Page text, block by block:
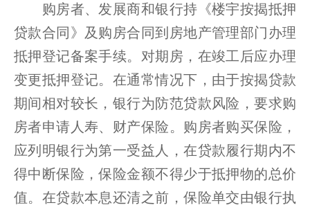
购房者、发展商和银行持《楼宇按揭抵押
贷款合同》及购房合同到房地产管理部门办理
抵押登记备案手续。对期房，在竣工后应办理
变更抵押登记。在通常情况下，由于按揭贷款
期间相对较长，银行为防范贷款风险，要求购
房者申请人寿、财产保险。购房者购买保险，
应列明银行为第一受益人，在贷款履行期内不
得中断保险，保险金额不得少于抵押物的总价
值。在贷款本息还清之前，保险单交由银行执